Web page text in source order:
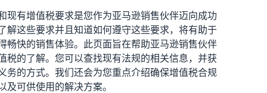
现有增值税要求是您作为亚马逊销售伙伴迈向成功
解这些要求并且知道如何遵守这些要求，将有助于
畅快的销售体验。此页面旨在帮助亚马逊销售伙伴
税的了解。您可以查找现有法规的相关信息，并获
务的方式。我们还会为您重点介绍确保增值税合规
及可供使用的解决方案。